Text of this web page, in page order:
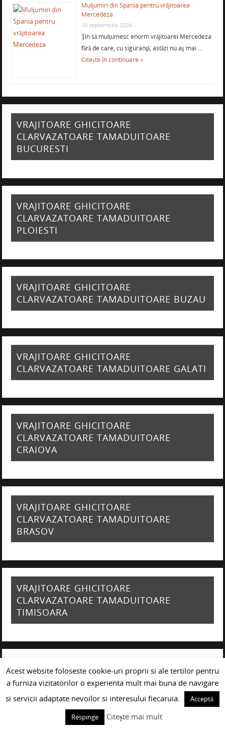
Mulţumiri din Spania pentru vrăjitoarea
Mercedeza
10 septembrie 2024
Ţin să mulţumesc enorm vrăjitoarei Mercedeza
fără de care, cu siguranţă, astăzi nu aş mai …
Citește în continuare »
VRAJITOARE GHICITOARE
CLARVAZATOARE TAMADUITOARE
BUCURESTI
VRAJITOARE GHICITOARE
CLARVAZATOARE TAMADUITOARE
PLOIESTI
VRAJITOARE GHICITOARE
CLARVAZATOARE TAMADUITOARE BUZAU
VRAJITOARE GHICITOARE
CLARVAZATOARE TAMADUITOARE GALATI
VRAJITOARE GHICITOARE
CLARVAZATOARE TAMADUITOARE
CRAIOVA
VRAJITOARE GHICITOARE
CLARVAZATOARE TAMADUITOARE
BRASOV
VRAJITOARE GHICITOARE
CLARVAZATOARE TAMADUITOARE
TIMISOARA
VRAJITOARE GHICITOARE
CLARVAZATOARE TAMADUITOARE IASI
Acest website foloseste cookie-uri proprii si ale tertilor pentru
a furniza vizitatorilor o experienta mult mai buna de navigare
si servicii adaptate nevoilor si interesului fiecaruia.
Acceptă
Respinge
Citește mai mult